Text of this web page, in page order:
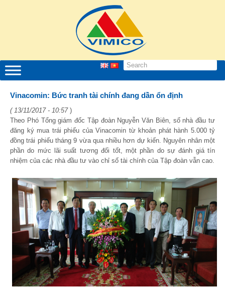
Vinacomin: Bức tranh tài chính đang dần ổn định
( 13/11/2017 - 10:57)
Theo Phó Tổng giám đốc Tập đoàn Nguyễn Văn Biên, số nhà đầu tư
đăng ký mua trái phiếu của Vinacomin từ khoản phát hành 5.000 tỷ
đồng trái phiếu tháng 9 vừa qua nhiều hơn dự kiến. Nguyên nhân một
phần do mức lãi suất tương đối tốt, một phần do sự đánh giá tín
nhiệm của các nhà đầu tư vào chỉ số tài chính của Tập đoàn vẫn cao.